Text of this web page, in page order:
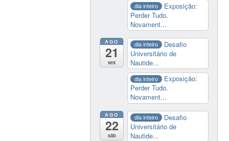
dia inteiro
Exposição:
Perder Tudo.
Novament...
AGO
21
sex
dia inteiro
Desafio
Universitário de
Nautide...
dia inteiro
Exposição:
Perder Tudo.
Novament...
AGO
22
sáb
dia inteiro
Desafio
Universitário de
Nautide...